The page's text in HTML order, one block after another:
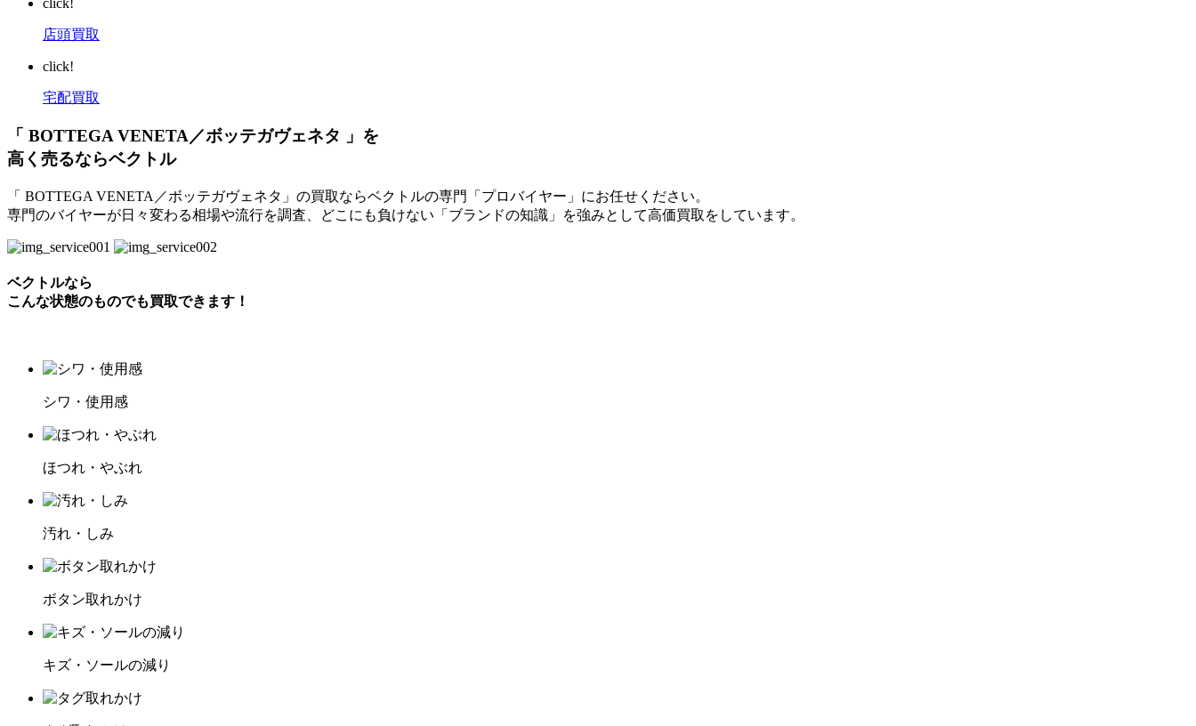
click!
店頭買取
click!
宅配買取
「 BOTTEGA VENETA／ボッテガヴェネタ 」を
高く売るならベクトル
「 BOTTEGA VENETA／ボッテガヴェネタ」の買取ならベクトルの専門「プロバイヤー」にお任せください。
専門のバイヤーが日々変わる相場や流行を調査、どこにも負けない「ブランドの知識」を強みとして高価買取をしています。
ベクトルなら
こんな状態のものでも買取できます！
シワ・使用感
ほつれ・やぶれ
汚れ・しみ
ボタン取れかけ
キズ・ソールの減り